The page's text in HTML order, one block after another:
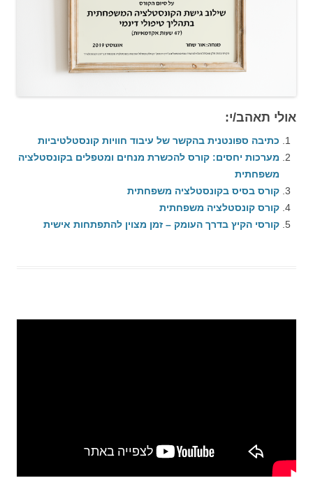
אולי תאהב/י:
כתיבה ספונטנית בהקשר של עיבוד חוויות קונסטלטיביות
מערכות יחסים: קורס להכשרת מנחים ומטפלים בקונסטלציה
משפחתית
קורס בסיס בקונסטלציה משפחתית
קורס קונסטלציה משפחתית
קורסי הקיץ בדרך העומק – זמן מצוין להתפתחות אישית